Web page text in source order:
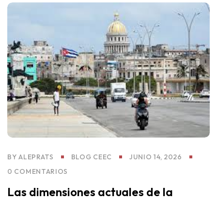
BYALEPRATS BLOG CEEC
JUNIO 14, 2026
0 COMENTARIOS
Las dimensiones actuales de la